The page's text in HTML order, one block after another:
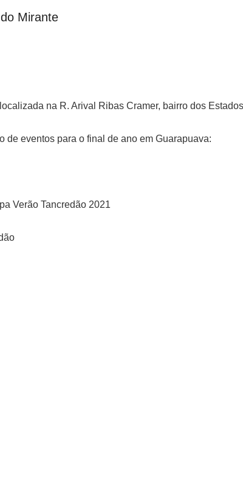
Mirante
na R. Arival Ribas Cramer, bairro dos
de eventos para o final de ano em Guarapuava:
Verão Tancredão 2021